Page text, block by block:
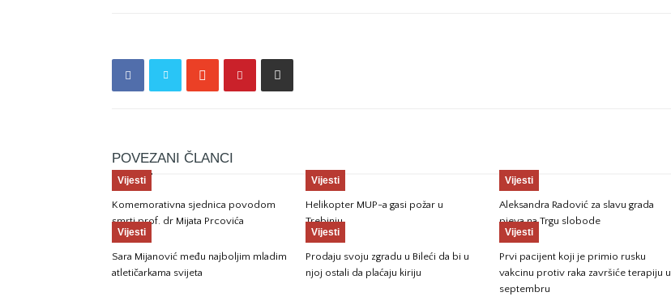
POVEZANI ČLANCI
Vijesti
Komemorativna sjednica povodom
smrti prof. dr Mijata Prcovića
Vijesti
Helikopter MUP-a gasi požar u
Trebinju
Vijesti
Aleksandra Radović za slavu grada
pjeva na Trgu slobode
Vijesti
Sara Mijanović među najboljim mladim
atletičarkama svijeta
Vijesti
Prodaju svoju zgradu u Bileći da bi u
njoj ostali da plaćaju kiriju
Vijesti
Prvi pacijent koji je primio rusku
vakcinu protiv raka završiće terapiju u
septembru